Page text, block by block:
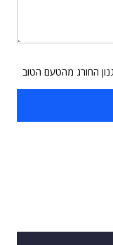
החורג מהטעם הטוב